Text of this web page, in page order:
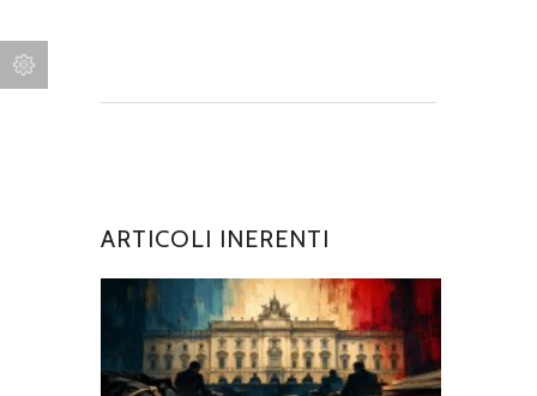
ARTICOLI INERENTI